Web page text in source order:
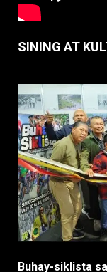
SINING AT
Buhay-siklista